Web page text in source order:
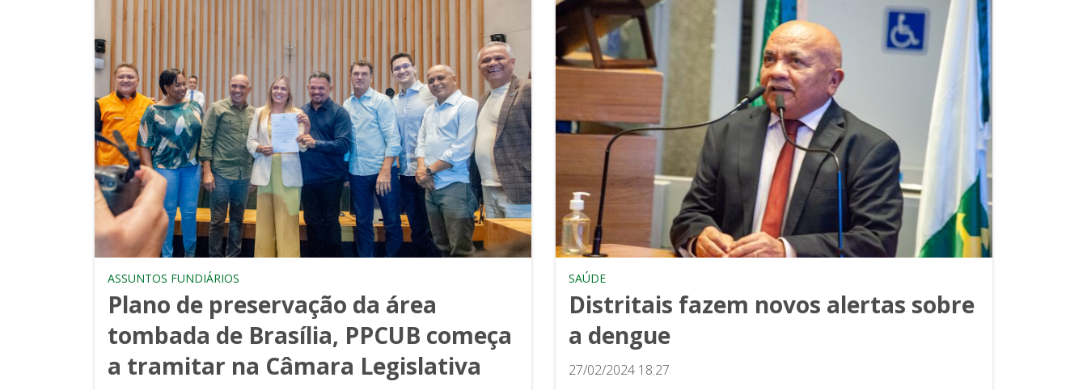
ASSUNTOS FUNDIÁRIOS
Plano de preservação da área
tombada de Brasília, PPCUB começa
a tramitar na Câmara Legislativa
SAÚDE
Distritais fazem novos alertas sobre
a dengue
27/02/2024 18:27